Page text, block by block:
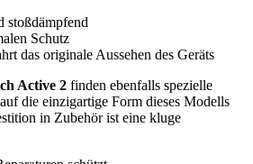
stoßdämpfend
Schutz
das originale Aussehen des Geräts
Active 2 finden ebenfalls spezielle
die einzigartige Form dieses Modells
in Zubehör ist eine kluge